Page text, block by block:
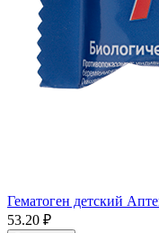
Гематоген детский
53.20 ₽